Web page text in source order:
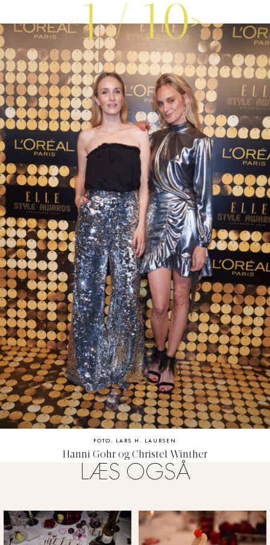
1/10
FOTO: LARS H. LAURSEN
Hanni Gohr og Christel Winther
LÆS OGSÅ